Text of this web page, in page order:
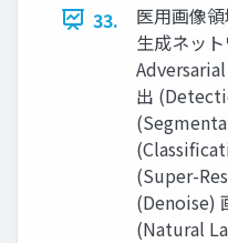
33.
医⽤画像
⽣成ネッ
出
(Super-
(Denoise)
(Natural